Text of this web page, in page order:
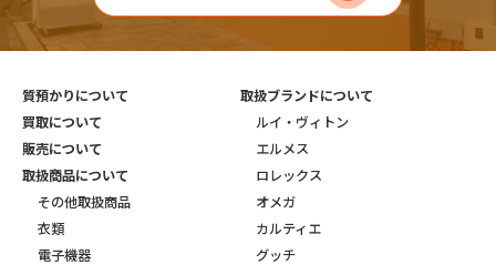
質預かりについて
買取について
販売について
取扱商品について
その他取扱商品
衣類
電子機器
取扱ブランドについて
ルイ・ヴィトン
エルメス
ロレックス
オメガ
カルティエ
グッチ